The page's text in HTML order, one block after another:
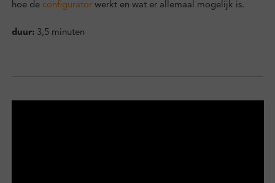
hoe de configuratorwerkt en wat er allemaal mogelijk is.
duur:3,5 minuten